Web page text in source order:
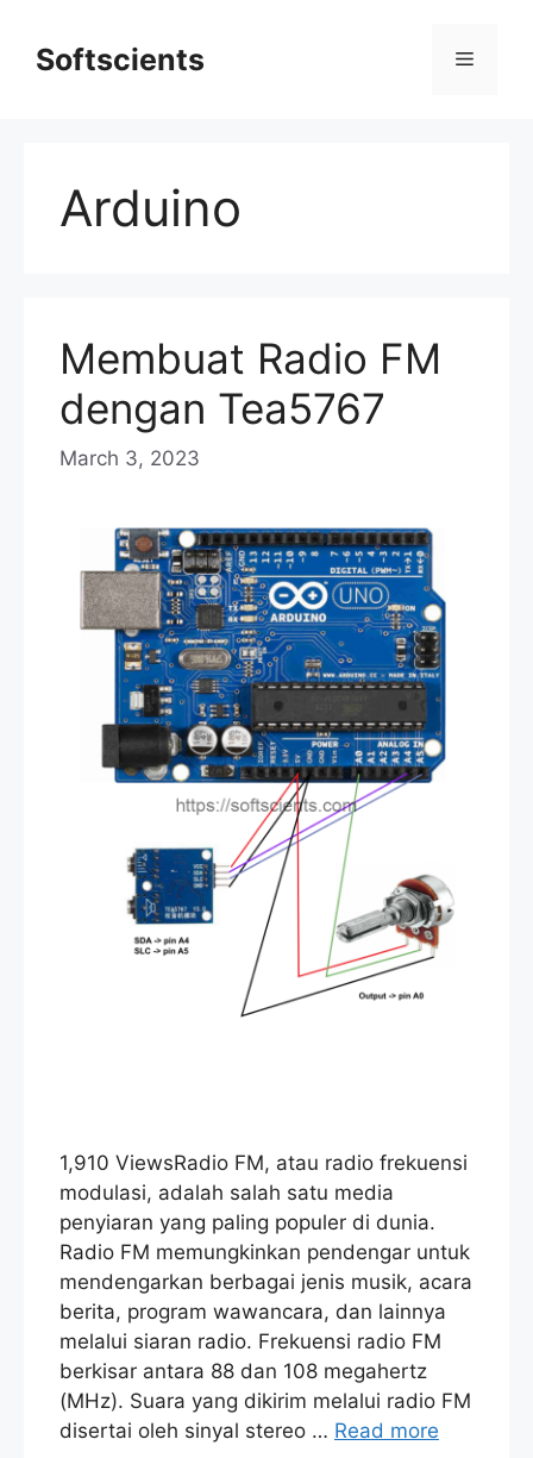
contentSoftscients Menu
Arduino
Membuat Radio FM
dengan Tea5767
March 3, 2023
1,910 ViewsRadio FM, atau radio frekuensi
modulasi, adalah salah satu media
penyiaran yang paling populer di dunia.
Radio FM memungkinkan pendengar untuk
mendengarkan berbagai jenis musik, acara
berita, program wawancara, dan lainnya
melalui siaran radio. Frekuensi radio FM
berkisar antara 88 dan 108 megahertz
(MHz). Suara yang dikirim melalui radio FM
disertai oleh sinyal stereo … Read more